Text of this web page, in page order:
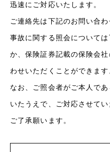
迅速にご対応いたします。
ご連絡先は下記のお問い合
事故に関する照会について
か、保険証券記載の保険会
わせいただくことができます
なお、ご照会者がご本人で
いたうえで、ご対応させて
ご了承願います。